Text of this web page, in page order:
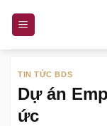
nội
TIN TỨC BDS
Dự án
ức